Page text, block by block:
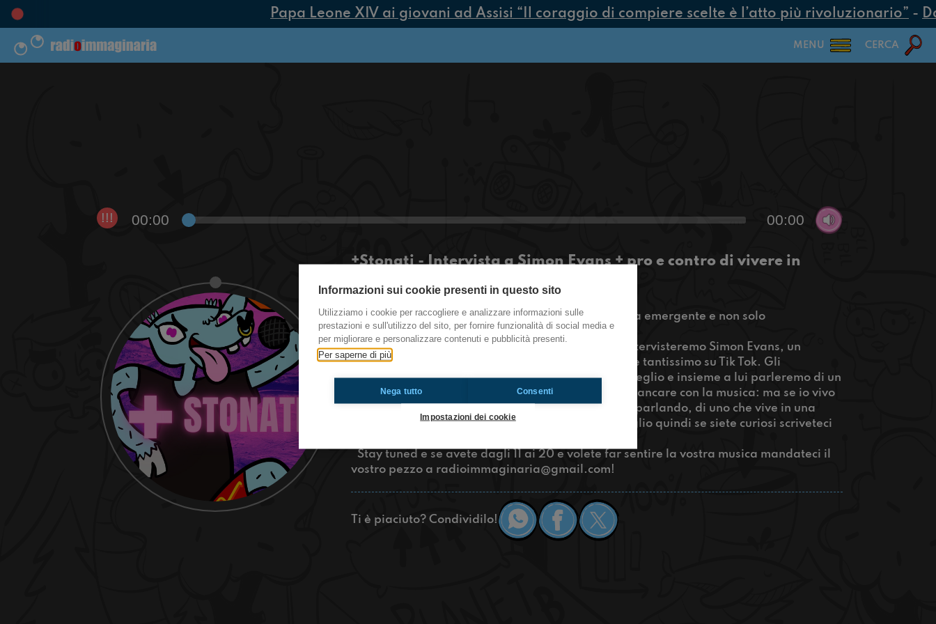
Papa Leone XIV ai giovani ad Assisi “Il coraggio di compiere scelte è l’atto più rivoluzionario”-
MENU CERCA
!!! 00:00 00:00
+Stonati - Intervista a Simon Evans + pro e contro di vivere in
+Stonati | La musica del futuro - Parliamo di musica emergente e non solo
Ciao rega, oggi nella nuova puntata di +Stonati intervisteremo Simon Evans, un
ragazzo di 16 anni di Rimini che si è fatto conoscere tantissimo su Tik Tok. Gli
chiederemo un po’ di lui, ve lo faremo conoscere meglio e insieme a lui parleremo di un
tema che sta molto a cuore a quelli che vogliono sbancare con la musica: ma se io vivo
in provincia ho le stesse possibilità, musicalmente parlando, di uno che vive in una
grande città?? Cercheremo di darvi qualche consiglio quindi se siete curiosi scriveteci
Stay tuned e se avete dagli 11 ai 20 e volete far sentire la vostra musica mandateci il
vostro pezzo a radioimmaginaria@gmail.com!
Ti è piaciuto? Condividilo!
Informazioni sui cookie presenti in questo sito
Utilizziamo i cookie per raccogliere e analizzare informazioni sulle
prestazioni e sull'utilizzo del sito, per fornire funzionalità di social media e
per migliorare e personalizzare contenuti e pubblicità presenti.
Per saperne di più
Nega tutto Consenti
Impostazioni dei cookie